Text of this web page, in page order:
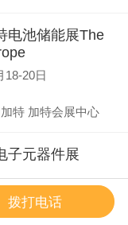
电池储能展The
18-20日
特 加特会展中心
子元器件展
12-15日
拨打电话